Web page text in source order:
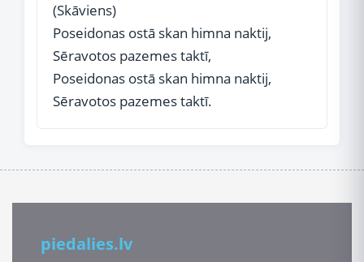
(Skāviens)
Poseidonas ostā skan himna naktij,
Sēravotos pazemes taktī,
Poseidonas ostā skan himna naktij,
Sēravotos pazemes taktī.
piedalies.lv